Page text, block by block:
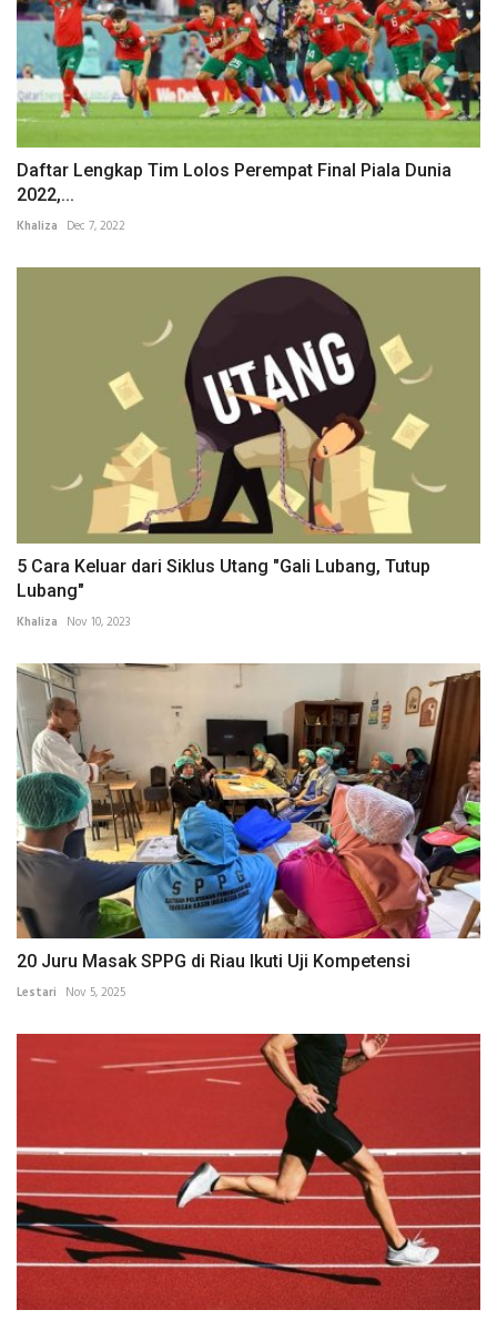
Daftar Lengkap Tim Lolos Perempat Final Piala Dunia
2022,...
Khaliza Dec 7, 2022
5 Cara Keluar dari Siklus Utang "Gali Lubang, Tutup
Lubang"
Khaliza Nov 10, 2023
20 Juru Masak SPPG di Riau Ikuti Uji Kompetensi
Lestari Nov 5, 2025